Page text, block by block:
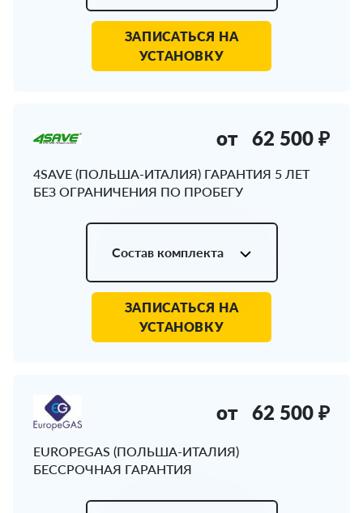
ЗАПИСАТЬСЯ НА
УСТАНОВКУ
4SAVE (ПОЛЬША-ИТАЛИЯ) ГАРАНТИЯ 5 ЛЕТ
БЕЗ ОГРАНИЧЕНИЯ ПО ПРОБЕГУ
от 62 500 ₽
Состав комплекта
ЗАПИСАТЬСЯ НА
УСТАНОВКУ
EUROPEGAS (ПОЛЬША-ИТАЛИЯ)
БЕССРОЧНАЯ ГАРАНТИЯ
от 62 500 ₽